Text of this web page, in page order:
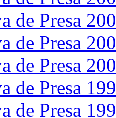
de Presa
de Presa
de Presa
de Presa
de Presa